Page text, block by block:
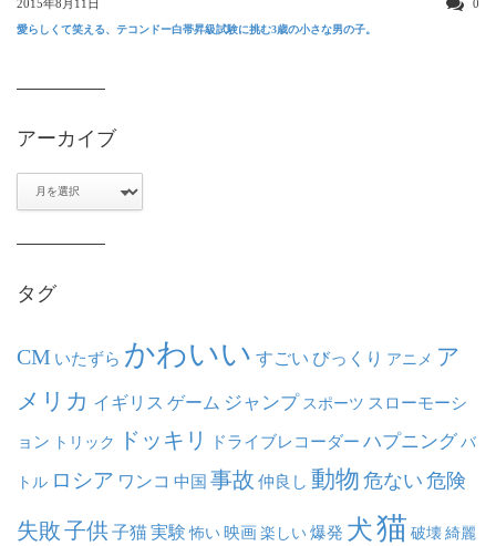
2015年8月11日 0
愛らしくて笑える、テコンドー白帯昇級試験に挑む3歳の小さな男の子。
アーカイブ
タグ
CM いたずら かわいい すごい びっくり アニメ ア
メリカ イギリス ゲーム ジャンプ スポーツ スローモーシ
ョン トリック ドッキリ ドライブレコーダー ハプニング バ
トル ロシア ワンコ 中国 事故 仲良し 動物 危ない 危険
失敗子供子猫実験 怖い映画楽しい爆発 犬猫 破壊綺麗